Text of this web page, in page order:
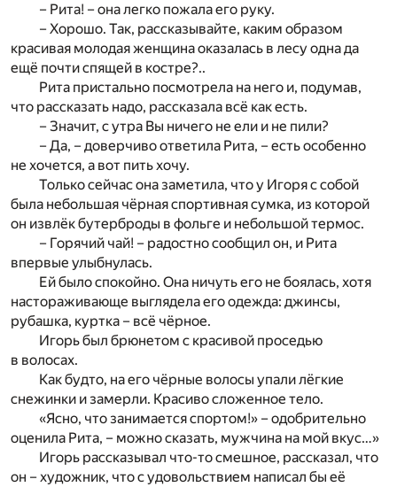
– Рита! – она легко пожала его руку.
– Хорошо. Так, рассказывайте, каким образом
красивая молодая женщина оказалась в лесу одна да
ещё почти спящей в костре?..
Рита пристально посмотрела на него и, подумав,
что рассказать надо, рассказала всё как есть.
– Значит, с утра Вы ничего не ели и не пили?
– Да, – доверчиво ответила Рита, – есть особенно
не хочется, а вот пить хочу.
Только сейчас она заметила, что у Игоря с собой
была небольшая чёрная спортивная сумка, из которой
он извлёк бутерброды в фольге и небольшой термос.
– Горячий чай! – радостно сообщил он, и Рита
впервые улыбнулась.
Ей было спокойно. Она ничуть его не боялась, хотя
настораживающе выглядела его одежда: джинсы,
рубашка, куртка – всё чёрное.
Игорь был брюнетом с красивой проседью
в волосах.
Как будто, на его чёрные волосы упали лёгкие
снежинки и замерли. Красиво сложенное тело.
«Ясно, что занимается спортом!» – одобрительно
оценила Рита, – можно сказать, мужчина на мой вкус…»
Игорь рассказывал что-то смешное, рассказал, что
он – художник, что с удовольствием написал бы её